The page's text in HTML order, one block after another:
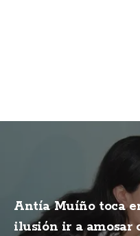
Antía Muíño toca
ilusión ir a amosar